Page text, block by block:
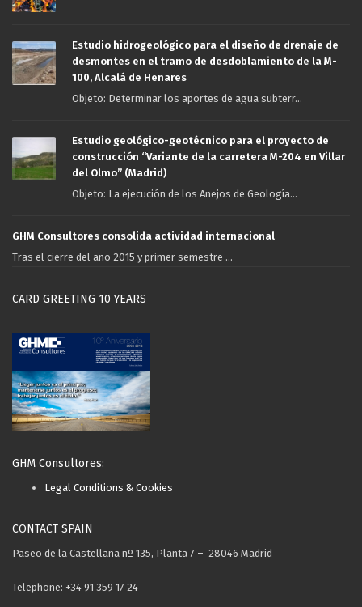
Estudio hidrogeológico para el diseño de drenaje de
desmontes en el tramo de desdoblamiento de la M-
100, Alcalá de Henares
Objeto: Determinar los aportes de agua subterr...
Estudio geológico-geotécnico para el proyecto de
construcción “Variante de la carretera M-204 en Villar
del Olmo” (Madrid)
Objeto: La ejecución de los Anejos de Geología...
GHM Consultores consolida actividad internacional
Tras el cierre del año 2015 y primer semestre ...
CARD GREETING 10 YEARS
GHM Consultores:
Legal Conditions & Cookies
CONTACT SPAIN
Paseo de la Castellana nº 135, Planta 7 – 28046 Madrid
Telephone: +34 91 359 17 24